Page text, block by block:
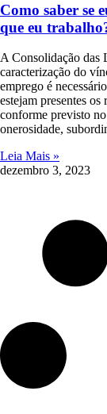
Como saber se
que eu
A Consolidação das
caracterização do
emprego é
estejam presentes
conforme previsto
onerosidade,
Leia Mais »
dezembro 3, 2023